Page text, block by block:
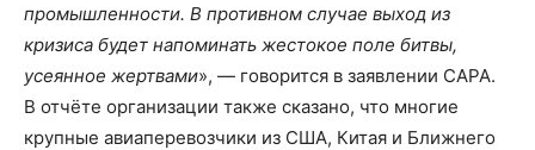
промышленности. В противном случае выход из
кризиса будет напоминать жестокое поле битвы,
усеянное жертвами», — говорится в заявлении CAPA.
В отчёте организации также сказано, что многие
крупные авиаперевозчики из США, Китая и Ближнего